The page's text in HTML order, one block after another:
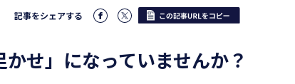
記事をシェアする
せ」になっていませんか？